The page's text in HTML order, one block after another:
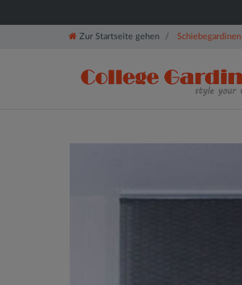
Zur Startseite gehen Schiebegardinen